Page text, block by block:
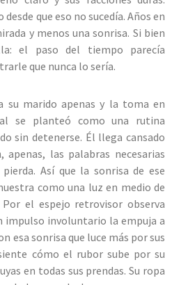
que eso no sucedía. Años en
y menos una sonrisa. Si bien
el paso del tiempo parecía
que nunca lo sería.
su marido apenas y la toma en
se planteó como una rutina
sin detenerse. Él llega cansado
las palabras necesarias
Así que la sonrisa de ese
como una luz en medio de
el espejo retrovisor observa
impulso involuntario la empuja a
esa sonrisa que luce más por sus
cómo el rubor sube por su
en todas sus prendas. Su ropa